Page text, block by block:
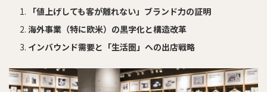
「値上げしても客が離れない」ブランド力の証明
海外事業（特に欧米）の黒字化と構造改革
インバウンド需要と「生活圏」への出店戦略